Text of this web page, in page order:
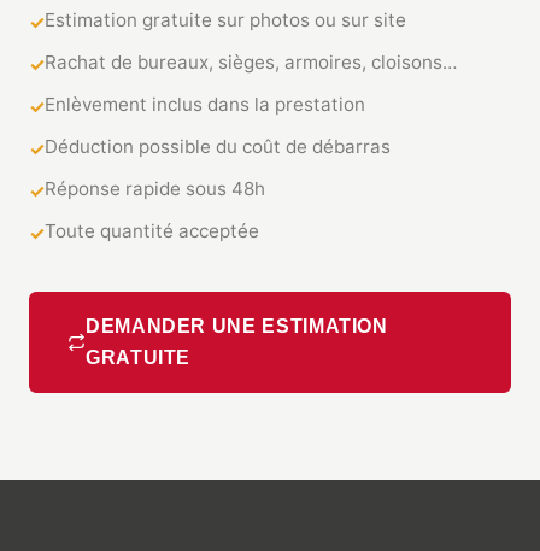
Estimation gratuite sur photos ou sur site
Rachat de bureaux, sièges, armoires, cloisons…
Enlèvement inclus dans la prestation
Déduction possible du coût de débarras
Réponse rapide sous 48h
Toute quantité acceptée
DEMANDER UNE ESTIMATION
GRATUITE